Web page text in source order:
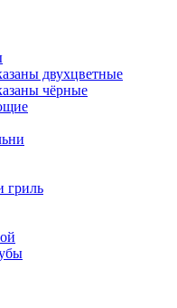
двухцветные
чёрные
гриль